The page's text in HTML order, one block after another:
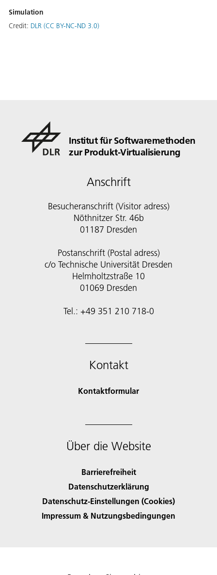
Simulation
Credit: DLR (CC BY-NC-ND 3.0)
Institut für Softwaremethoden
zur Produkt-Virtualisierung
Anschrift
Besucheranschrift (Visitor adress)
Nöthnitzer Str. 46b
01187 Dresden
Postanschrift (Postal adress)
c/o Technische Universität Dresden
Helmholtzstraße 10
01069 Dresden
Tel.: +49 351 210 718-0
Kontakt
Kontaktformular
Über die Website
Barrierefreiheit
Datenschutzerklärung
Datenschutz-Einstellungen (Cookies)
Impressum & Nutzungsbedingungen